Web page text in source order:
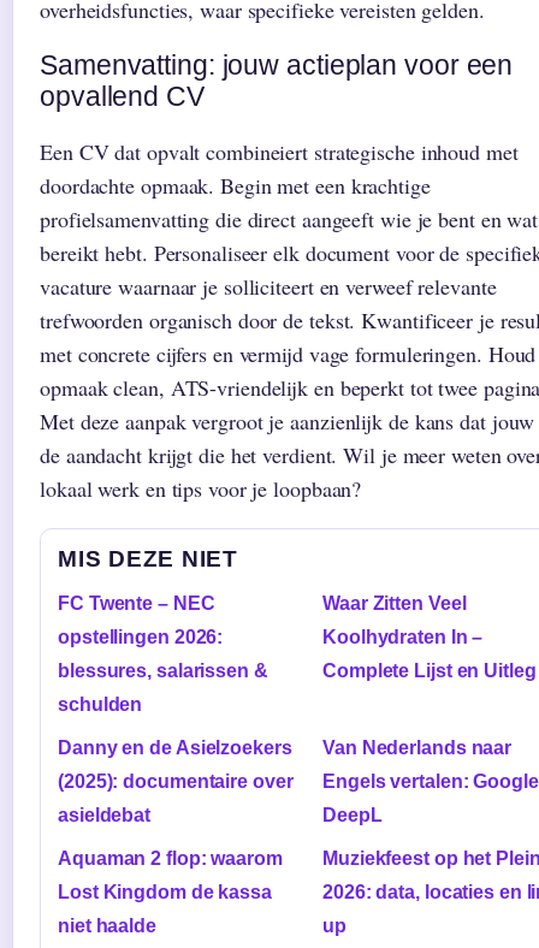
overheidsfuncties, waar specifieke vereisten gelden.
Samenvatting: jouw actieplan voor een
opvallend CV
Een CV dat opvalt combineiert strategische inhoud met
doordachte opmaak. Begin met een krachtige
profielsamenvatting die direct aangeeft wie je bent en
bereikt hebt. Personaliseer elk document voor de
vacature waarnaar je solliciteert en verweef relevante
trefwoorden organisch door de tekst. Kwantificeer je
met concrete cijfers en vermijd vage formuleringen.
opmaak clean, ATS-vriendelijk en beperkt tot twee
Met deze aanpak vergroot je aanzienlijk de kans dat
de aandacht krijgt die het verdient. Wil je meer weten
lokaal werk en tips voor je loopbaan?
MIS DEZE NIET
FC Twente – NEC
opstellingen 2026:
blessures, salarissen &
schulden
Waar Zitten Veel
Koolhydraten In –
Complete Lijst en Uitleg
Danny en de Asielzoekers
(2025): documentaire over
asieldebat
Van Nederlands naar
Engels vertalen:
DeepL
Aquaman 2 flop: waarom
Lost Kingdom de kassa
niet haalde
Muziekfeest op het
2026: data, locaties en
up